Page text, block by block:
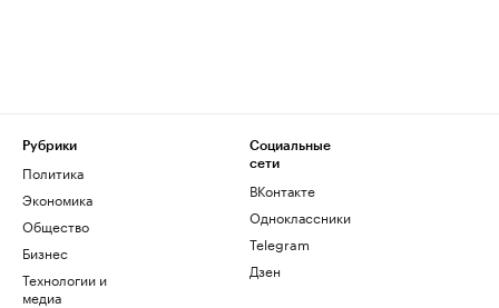
Рубрики
Политика
Экономика
Общество
Бизнес
Технологии и
медиа
Социальные
сети
ВКонтакте
Одноклассники
Telegram
Дзен